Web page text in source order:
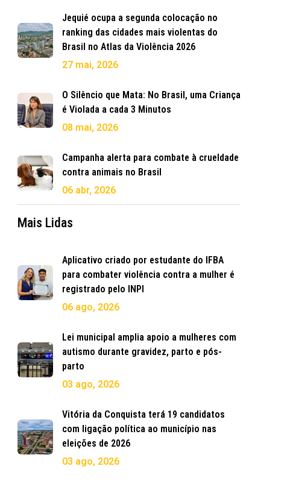
Jequié ocupa a segunda colocação no
ranking das cidades mais violentas do
Brasil no Atlas da Violência 2026
27 mai, 2026
O Silêncio que Mata: No Brasil, uma Criança
é Violada a cada 3 Minutos
08 mai, 2026
Campanha alerta para combate à crueldade
contra animais no Brasil
06 abr, 2026
Mais Lidas
Aplicativo criado por estudante do IFBA
para combater violência contra a mulher é
registrado pelo INPI
06 ago, 2026
Lei municipal amplia apoio a mulheres com
autismo durante gravidez, parto e pós-
parto
03 ago, 2026
Vitória da Conquista terá 19 candidatos
com ligação política ao município nas
eleições de 2026
03 ago, 2026